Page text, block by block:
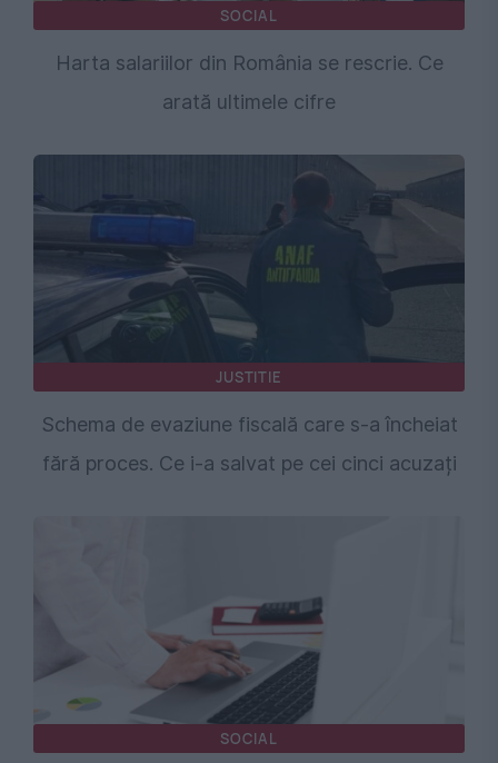
SOCIAL
Harta salariilor din România se rescrie. Ce
arată ultimele cifre
JUSTITIE
Schema de evaziune fiscală care s-a încheiat
fără proces. Ce i-a salvat pe cei cinci acuzați
SOCIAL